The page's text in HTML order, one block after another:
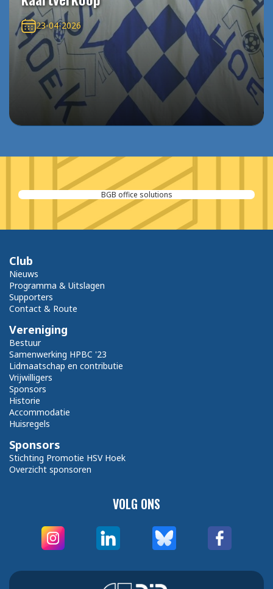
23-04-2026
BGB office solutions
VOLG ONS
Club
Nieuws
Programma & Uitslagen
Supporters
Contact & Route
Vereniging
Bestuur
Samenwerking HPBC '23
Lidmaatschap en contributie
Vrijwilligers
Sponsors
Historie
Accommodatie
Huisregels
Sponsors
Stichting Promotie HSV Hoek
Overzicht sponsoren